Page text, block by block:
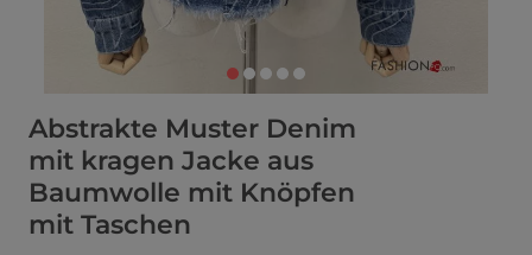
Abstrakte Muster Denim
mit kragen Jacke aus
Baumwolle mit Knöpfen
mit Taschen